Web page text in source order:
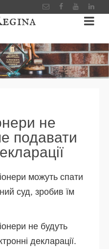
не
подавати
можуть спати
суд, зробив їм
не будуть
декларації.